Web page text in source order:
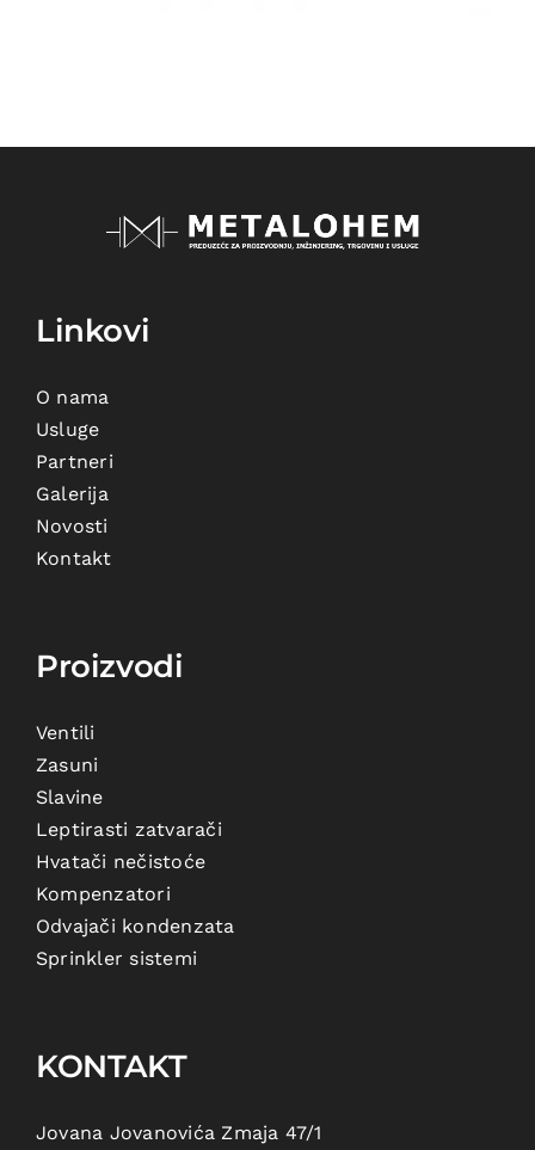
Linkovi
O nama
Usluge
Partneri
Galerija
Novosti
Kontakt
Proizvodi
Ventili
Zasuni
Slavine
Leptirasti zatvarači
Hvatači nečistoće
Kompenzatori
Odvajači kondenzata
Sprinkler sistemi
KONTAKT
Jovana Jovanovića Zmaja 47/1